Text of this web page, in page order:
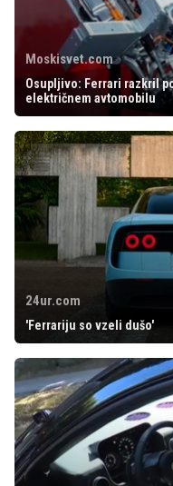
Moskisvet.com
Osupljivo: Ferrari razkril
električnem avtomobilu
24ur.com
'Ferrariju so vzeli dušo'